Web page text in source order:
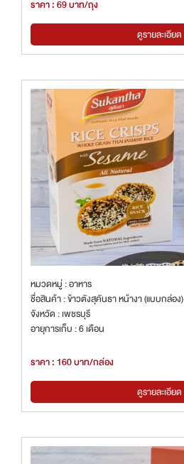
ราคา : 69 บาท/ถุง
ดูรายละเอียด
หมวดหมู่ : อาหาร
ชื่อสินค้า : ข้าวตังสุคันธา หน้างา (แบบกล่อง)
จังหวัด : เพชรบุรี
อายุการเก็บ : 6 เดือน
ราคา : 160 บาท/กล่อง
ดูรายละเอียด